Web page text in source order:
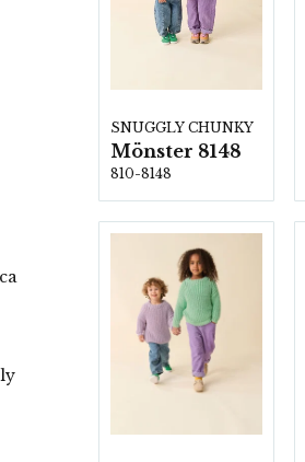
SNUGGLY CHUNKY
Mönster 8148
810-8148